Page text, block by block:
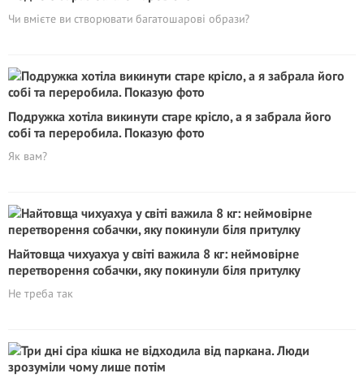
Чи вмієте ви створювати багатошарові образи?
Подружка хотіла викинути старе крісло, а я забрала його
собі та переробила. Показую фото
Як вам?
Найтовща чихуахуа у світі важила 8 кг: неймовірне
перетворення собачки, яку покинули біля притулку
Не треба так